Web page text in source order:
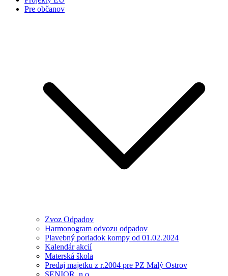
Pre občanov
Zvoz Odpadov
Harmonogram odvozu odpadov
Plavebný poriadok kompy od 01.02.2024
Kalendár akcií
Materská škola
Predaj majetku z r.2004 pre PZ Malý Ostrov
SENIOR, n.o.